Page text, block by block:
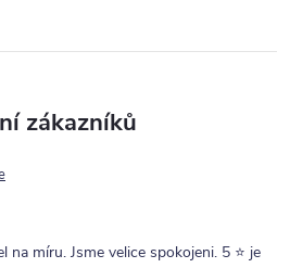
zákazníků
míru. Jsme velice spokojeni. 5 ⭐ je